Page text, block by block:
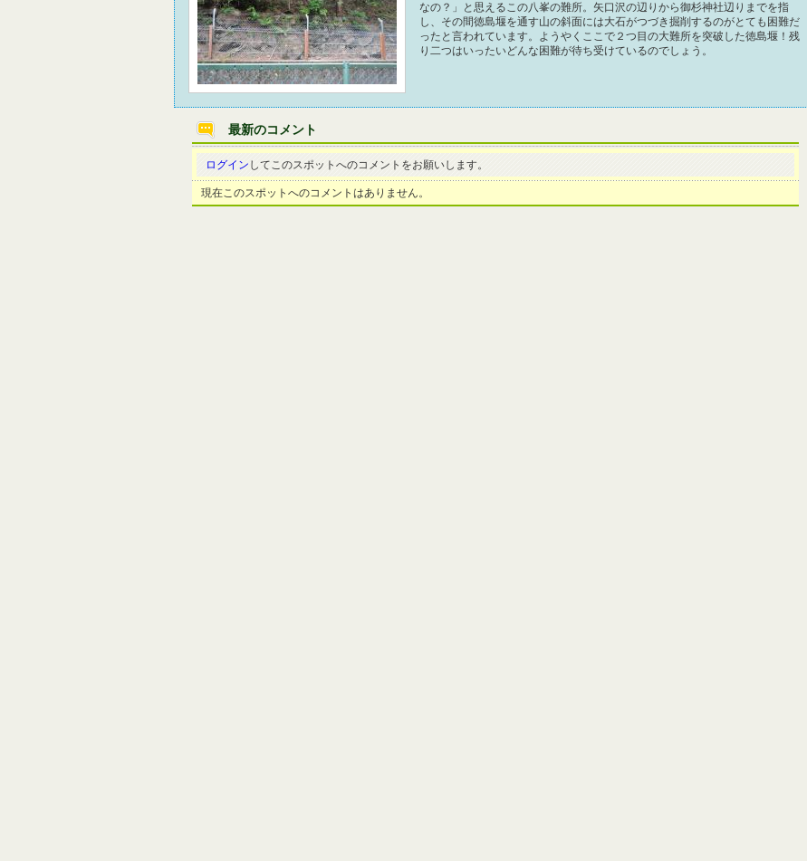
なの？」と思えるこの八峯の難所。矢口沢の辺りから御杉神社辺りまでを指
し、その間徳島堰を通す山の斜面には大石がつづき掘削するのがとても困難だ
ったと言われています。ようやくここで２つ目の大難所を突破した徳島堰！残
り二つはいったいどんな困難が待ち受けているのでしょう。
最新のコメント
ログイン してこのスポットへのコメントをお願いします。
現在このスポットへのコメントはありません。